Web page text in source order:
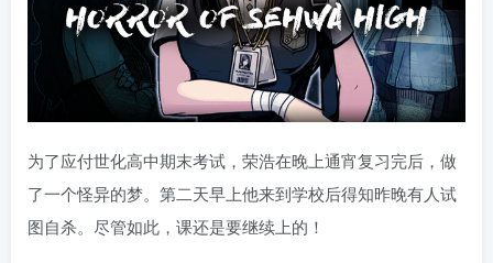
为了应付世化高中期末考试，荣浩在晚上通宵复习完后，做
了一个怪异的梦。第二天早上他来到学校后得知昨晚有人试
图自杀。尽管如此，课还是要继续上的！